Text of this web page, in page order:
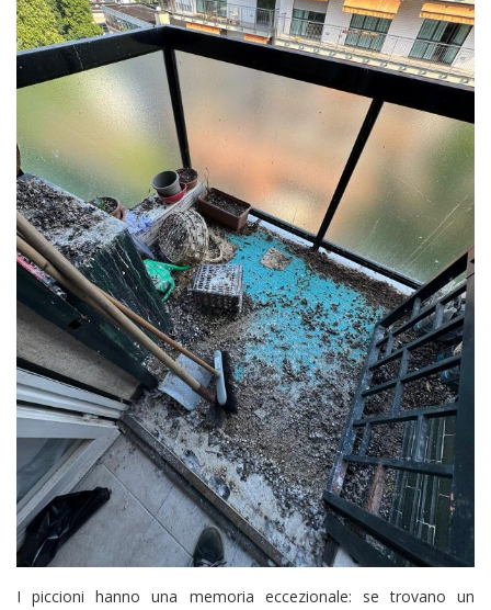
I piccioni hanno una memoria eccezionale: se trovano un